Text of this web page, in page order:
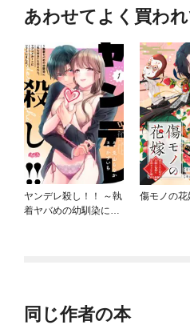
あわせてよく買わ
ヤンデレ殺し！！ ～執
着ヤバめの幼馴染に
傷モノの
同じ作者の本